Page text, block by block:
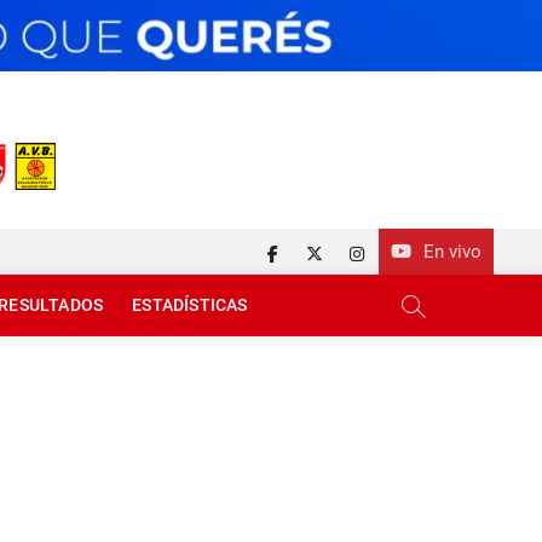
En vivo
facebook
twitterinstagram
RESULTADOS ESTADÍSTICAS